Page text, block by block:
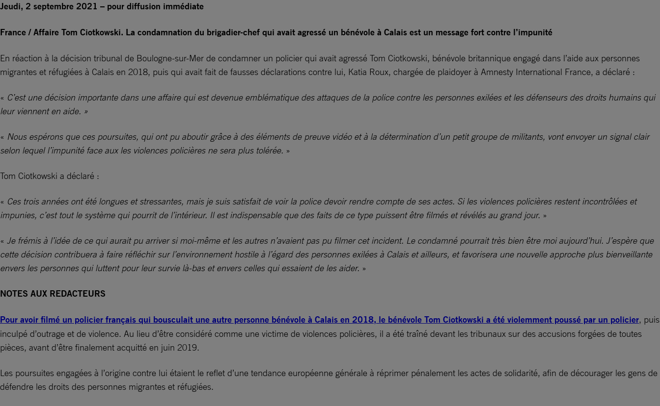
Jeudi, 2 septembre 2021 – pour diffusion immédiate
France / Affaire Tom Ciotkowski. La condamnation du brigadier-chef qui avait agressé un bénévole à Calais est un message fort contre l’impunité
En réaction à la décision tribunal de Boulogne-sur-Mer de condamner un policier qui avait agressé Tom Ciotkowski, bénévole britannique engagé dans l’aide aux personnes
migrantes et réfugiées à Calais en 2018, puis qui avait fait de fausses déclarations contre lui, Katia Roux, chargée de plaidoyer à Amnesty International France, a déclaré :
« C’est une décision importante dans une affaire qui est devenue emblématique des attaques de la police contre les personnes exilées et les défenseurs des droits humains qui
leur viennent en aide. »
« Nous espérons que ces poursuites, qui ont pu aboutir grâce à des éléments de preuve vidéo et à la détermination d’un petit groupe de militants, vont envoyer un signal clair
selon lequel l’impunité face aux les violences policières ne sera plus tolérée. »
Tom Ciotkowski a déclaré :
« Ces trois années ont été longues et stressantes, mais je suis satisfait de voir la police devoir rendre compte de ses actes. Si les violences policières restent incontrôlées et
impunies, c’est tout le système qui pourrit de l’intérieur. Il est indispensable que des faits de ce type puissent être filmés et révélés au grand jour. »
« Je frémis à l’idée de ce qui aurait pu arriver si moi-même et les autres n’avaient pas pu filmer cet incident. Le condamné pourrait très bien être moi aujourd’hui. J’espère que
cette décision contribuera à faire réfléchir sur l’environnement hostile à l’égard des personnes exilées à Calais et ailleurs, et favorisera une nouvelle approche plus bienveillante
envers les personnes qui luttent pour leur survie là-bas et envers celles qui essaient de les aider. »
NOTES AUX REDACTEURS
Pour avoir filmé un policier français qui bousculait une autre personne bénévole à Calais en 2018, le bénévole Tom Ciotkowski a été violemment poussé par un policier, puis
inculpé d’outrage et de violence. Au lieu d’être considéré comme une victime de violences policières, il a été traîné devant les tribunaux sur des accusions forgées de toutes
pièces, avant d’être finalement acquitté en juin 2019.
Les poursuites engagées à l’origine contre lui étaient le reflet d’une tendance européenne générale à réprimer pénalement les actes de solidarité, afin de décourager les gens de
défendre les droits des personnes migrantes et réfugiées.